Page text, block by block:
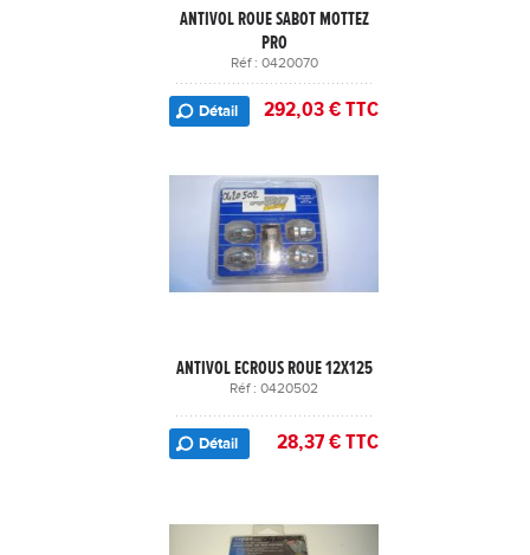
ANTIVOL ROUE SABOT MOTTEZ
PRO
Réf : 0420070
Détail 292,03 € TTC
ANTIVOL ECROUS ROUE 12X125
Réf : 0420502
Détail 28,37 € TTC